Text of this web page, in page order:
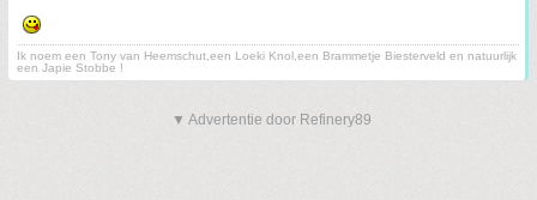
Ik noem een Tony van Heemschut,een Loeki Knol,een Brammetje Biesterveld en natuurlijk
een Japie Stobbe !
▼ Advertentie door Refinery89